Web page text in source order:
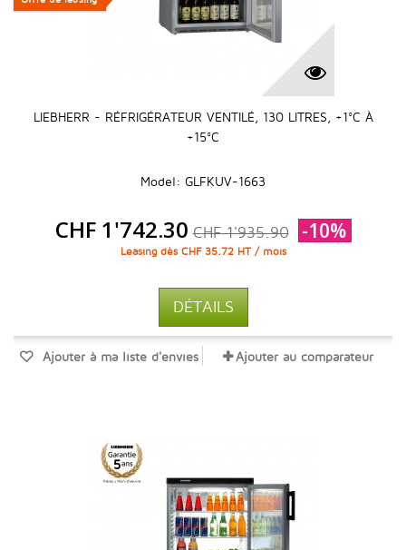
LIEBHERR - RÉFRIGÉRATEUR VENTILÉ, 130 LITRES, +1°C À
+15°C
Model: GLFKUV-1663
CHF 1'742.30 CHF 1'935.90 -10%
Leasing dès CHF 35.72 HT / mois
DÉTAILS
Ajouter à ma liste d'envies Ajouter au comparateur